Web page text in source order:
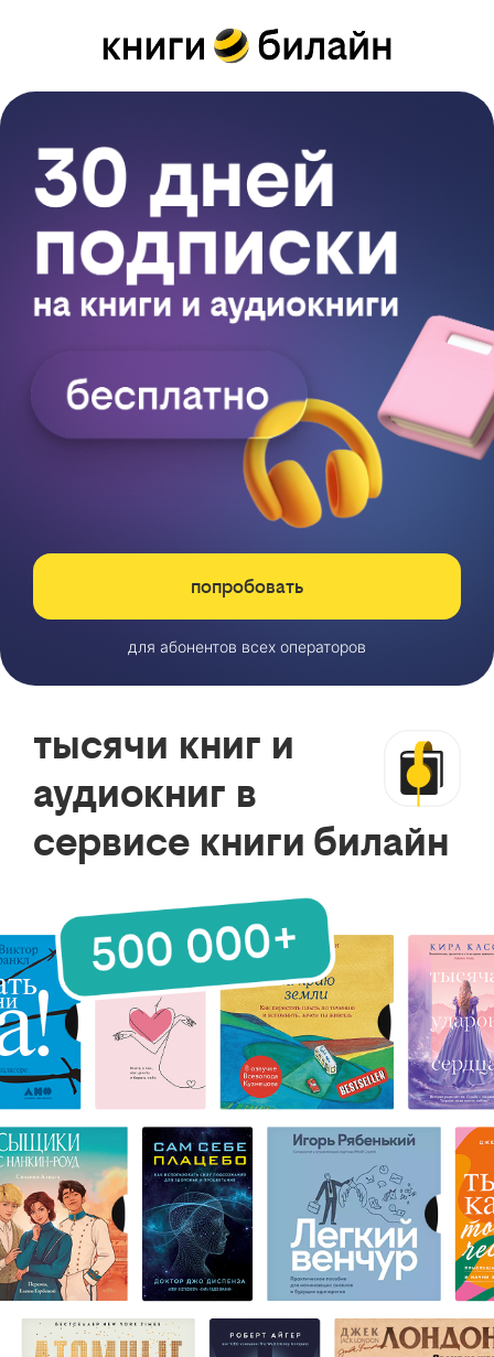
попробовать
для абонентов всех операторов
тысячи книг и
аудиокниг в
сервисе книги билайн